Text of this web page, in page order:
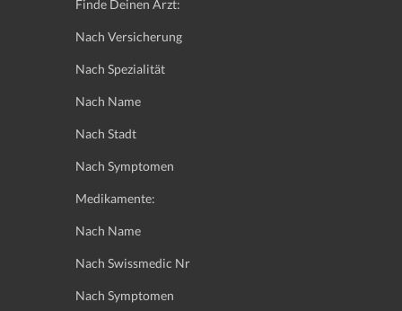
Finde Deinen Arzt:
Nach Versicherung
Nach Spezialität
Nach Name
Nach Stadt
Nach Symptomen
Medikamente:
Nach Name
Nach Swissmedic Nr
Nach Symptomen